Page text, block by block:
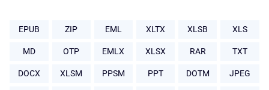
EPUB ZIP EML XLTX XLSB XLS
MD OTP EMLX XLSX RAR TXT
DOCX XLSM PPSM PPT DOTM JPEG